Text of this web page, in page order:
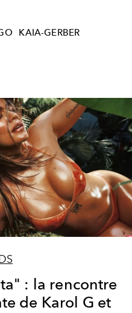
KAIA-GERBER
: la rencontre
de Karol G et